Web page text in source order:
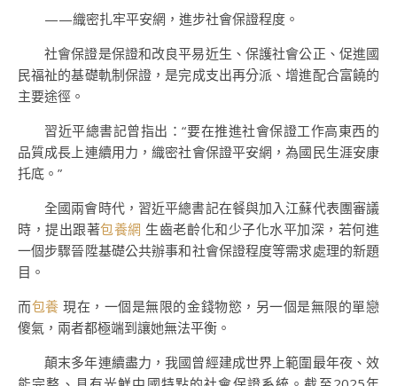
——織密扎牢平安網，進步社會保證程度。
社會保證是保證和改良平易近生、保護社會公正、促進國
民福祉的基礎軌制保證，是完成支出再分派、增進配合富饒的
主要途徑。
習近平總書記曾指出：“要在推進社會保證工作高東西的
品質成長上連續用力，織密社會保證平安網，為國民生涯安康
托底。”
全國兩會時代，習近平總書記在餐與加入江蘇代表團審議
時，提出跟著包養網 生齒老齡化和少子化水平加深，若何進
一個步驟晉陞基礎公共辦事和社會保證程度等需求處理的新題
目。
而包養 現在，一個是無限的金錢物慾，另一個是無限的單戀
傻氣，兩者都極端到讓她無法平衡。
顛末多年連續盡力，我國曾經建成世界上範圍最年夜、效